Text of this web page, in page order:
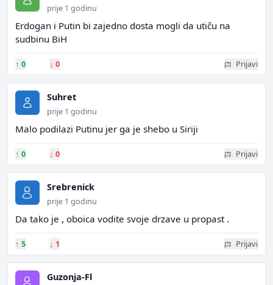
prije 1 godinu
Erdogan i Putin bi zajedno dosta mogli da utiču na
sudbinu BiH
↑ 0 ↓ 0 Prijavi
Suhret
prije 1 godinu
Malo podilazi Putinu jer ga je shebo u Siriji
↑ 0 ↓ 0 Prijavi
Srebrenick
prije 1 godinu
Da tako je , oboica vodite svoje drzave u propast .
↑ 5 ↓ 1 Prijavi
Guzonja-Fl